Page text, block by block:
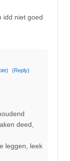
idd niet goed
(Reply)
deed,
leggen, leek